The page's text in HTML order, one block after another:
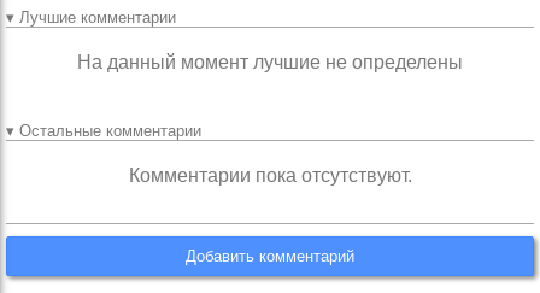
▾ Лучшие комментарии
На данный момент лучшие не определены
▾ Остальные комментарии
Комментарии пока отсутствуют.
Добавить комментарий